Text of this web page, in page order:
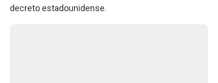
decreto estadounidense.